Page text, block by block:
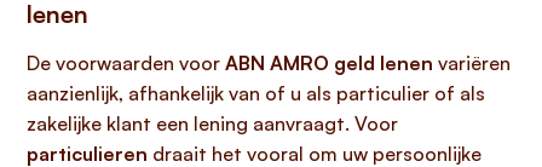
lenen
De voorwaarden voor ABN AMRO geld lenen variëren
aanzienlijk, afhankelijk van of u als particulier of als
zakelijke klant een lening aanvraagt. Voor
particulieren draait het vooral om uw persoonlijke